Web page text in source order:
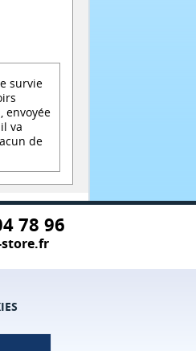
survie
envoyée
va
de
78 96